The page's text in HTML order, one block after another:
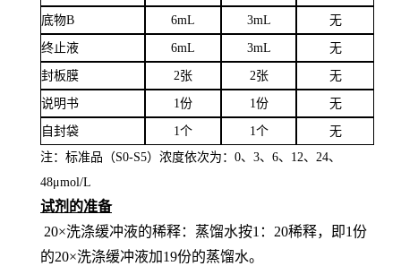
底物B 6mL 3mL 无
终止液 6mL 3mL 无
封板膜 2张 2张 无
说明书 1份 1份 无
自封袋 1个 1个
无
注：标准品（S0-S5）浓度依次为： 0、3、6、12、24、
48μmol/L
试剂的准备
20×洗涤缓冲液的稀释：蒸馏水按1：20稀释，即1份
的20×洗涤缓冲液加19份的蒸馏水。